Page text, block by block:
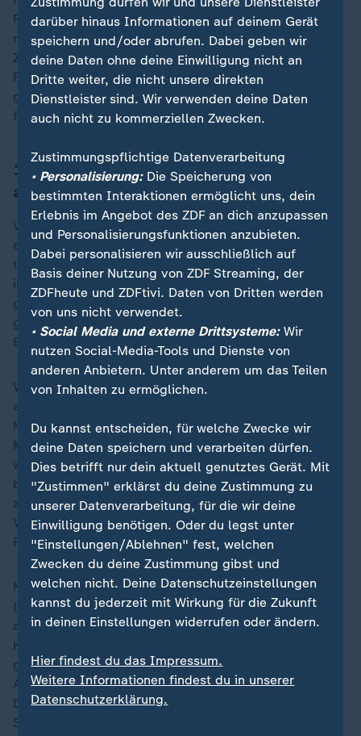
Frühjahr einigte man sich dann, dass 90 Prozent der
nutzbaren Zinserträge aus der Verwahrung russischer
Zentralbank-Gelder in den EU-Fonds für die
Finanzierung militärischer Ausrüstung und Ausbildung
geleitet werden. Die restlichen zehn Prozent werden
für direkte Finanzhilfen genutzt.
160 Millionen Euro Winter-Hilfe
angekündigt
Von der Leyen war am frühen Morgen in Kiew
eingetroffen. "Wir werden die Ukraine bei ihren
tapferen Bemühungen unterstützen", erklärte sie nach
ihrer Ankunft im Onlinedienst X mit Blick auf den Krieg
gegen Russland. Später legte sie am Denkmal für die
gefallenen Soldaten in der ukrainischen Hauptstadt
Blumen nieder, bevor sie mit Selenskyj zusammentraf.
Von der Leyen hatte bereits vor ihrer Abreise
angekündigt, dass die EU der Ukraine weitere 160
Millionen Euro als Winter-Hilfe bereitstellt. 60
Millionen Euro sind demnach für Heizungen und
weitere Ausrüstungen der Unterkünfte für Vertriebene
bestimmt. 100 Millionen Euro, die von der Leyen
zufolge aus den Erlösen eingefrorener russischer
Vermögenswerte stammen, sollen in die
Reparatur von Energieanlagen fließen.
Nach Angaben der Internationalen Energieagentur
(IEA) steht die Energieinfrastruktur der Ukraine
angesichts zunehmender russischer Angriffe auf
Kraftwerke, Heizwerke und Übertragungsnetze unter
großem Druck. Seit Beginn des russischen
Angriffskrieges im Februar 2022 seien zwei
Drittel der ukrainischen Kapazitäten für die
Stromproduktion zerstört worden.
darüber hinaus Informationen auf deinem Gerät
speichern und/oder abrufen. Dabei geben wir
deine Daten ohne deine Einwilligung nicht an
Dritte weiter, die nicht unsere direkten
Dienstleister sind. Wir verwenden deine Daten
auch nicht zu kommerziellen Zwecken.
Zustimmungspflichtige Datenverarbeitung
• Personalisierung:Die Speicherung von
bestimmten Interaktionen ermöglicht uns, dein
Erlebnis im Angebot des ZDF an dich anzupassen
und Personalisierungsfunktionen anzubieten.
Dabei personalisieren wir ausschließlich auf
Basis deiner Nutzung von ZDF Streaming, der
ZDFheute und ZDFtivi. Daten von Dritten werden
von uns nicht verwendet.
• Social Media und externe Drittsysteme:Wir
nutzen Social-Media-Tools und Dienste von
anderen Anbietern. Unter anderem um das Teilen
von Inhalten zu ermöglichen.
Du kannst entscheiden, für welche Zwecke wir
deine Daten speichern und verarbeiten dürfen.
Dies betrifft nur dein aktuell genutztes Gerät. Mit
"Zustimmen" erklärst du deine Zustimmung zu
unserer Datenverarbeitung, für die wir deine
Einwilligung benötigen. Oder du legst unter
"Einstellungen/Ablehnen" fest, welchen
Zwecken du deine Zustimmung gibst und
welchen nicht. Deine Datenschutzeinstellungen
kannst du jederzeit mit Wirkung für die Zukunft
in deinen Einstellungen widerrufen oder ändern.
Hier findest du das Impressum.
Weitere Informationen findest du in unserer
Datenschutzerklärung.